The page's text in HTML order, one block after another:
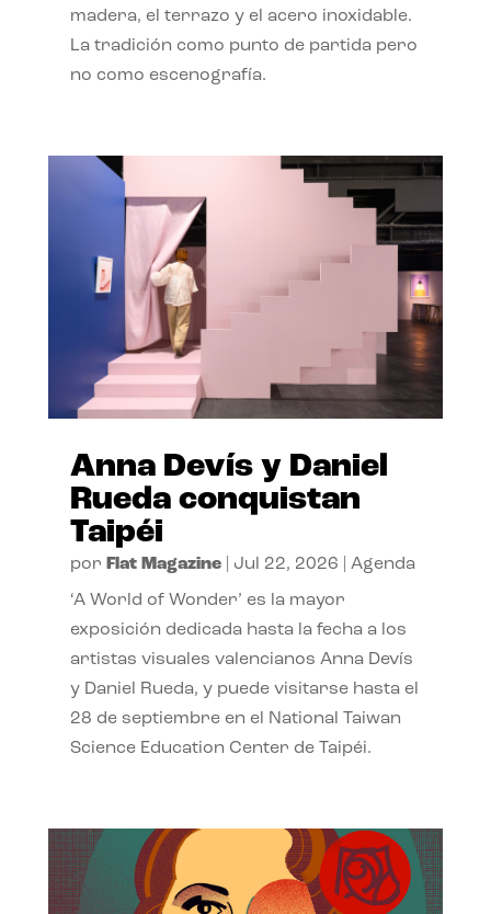
madera, el terrazo y el acero inoxidable.
La tradición como punto de partida pero
no como escenografía.
Anna Devís y Daniel
Rueda conquistan
Taipéi
por Flat Magazine| Jul 22, 2026 Agenda
‘A World of Wonder’ es la mayor
exposición dedicada hasta la fecha a los
artistas visuales valencianos Anna Devís
y Daniel Rueda, y puede visitarse hasta el
28 de septiembre en el National Taiwan
Science Education Center de Taipéi.